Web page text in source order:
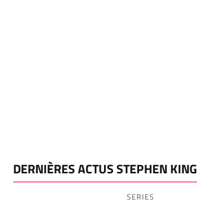
DERNIÈRES ACTUS STEPHEN KING
SERIES